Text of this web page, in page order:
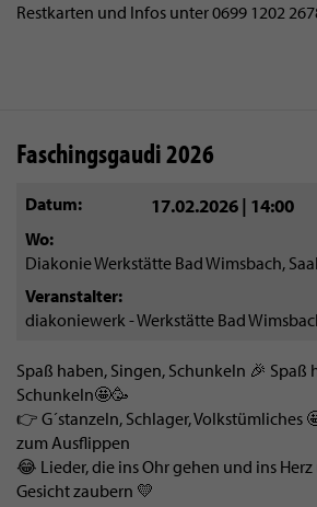
Restkarten und Infos unter 0699 1202
Faschingsgaudi 2026
Datum 17.02.2026 | 14:00
Wo
Diakonie Werkstätte Bad Wimsbach,
Veranstalter
diakoniewerk - Werkstätte Bad
Spaß haben, Singen, Schunkeln 🎉 Spaß
Schunkeln🤩🥳
👉 G´stanzeln, Schlager, Volkstümliches
zum Ausflippen
😂 Lieder, die ins Ohr gehen und ins
Gesicht zaubern 💛